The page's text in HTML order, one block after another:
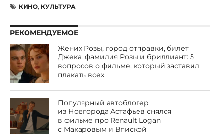
КИНО, КУЛЬТУРА
РЕКОМЕНДУЕМОЕ
Жених Розы, город отправки, билет
Джека, фамилия Розы и бриллиант: 5
вопросов о фильме, который заставил
плакать всех
Популярный автоблогер
из Новгорода Астафьев снялся
в фильме про Renault Logan
с Макаровым и Впиской